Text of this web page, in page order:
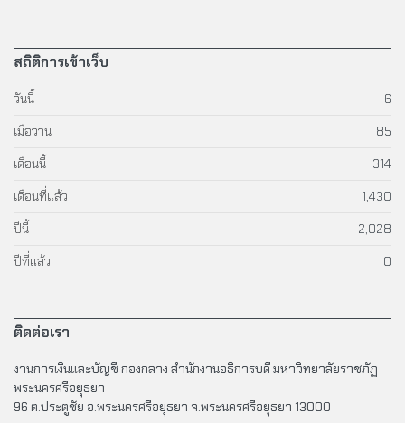
สถิติการเข้าเว็บ
วันนี้
6
เมื่อวาน
85
เดือนนี้
314
เดือนที่แล้ว
1,430
ปีนี้
2,028
ปีที่แล้ว
0
ติดต่อเรา
งานการเงินและบัญชี กองกลาง สำนักงานอธิการบดี มหาวิทยาลัยราชภัฏ
พระนครศรีอยุธยา
96 ต.ประตูชัย อ.พระนครศรีอยุธยา จ.พระนครศรีอยุธยา 13000